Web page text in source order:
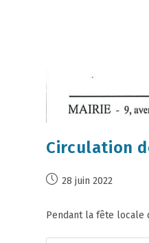
Circulation
28 juin 2022
Pendant la fête locale